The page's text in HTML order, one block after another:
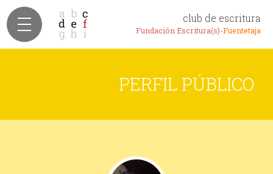
club de escritura
Fundación Escritura(s)-Fuentetaja
PERFIL PÚBLICO